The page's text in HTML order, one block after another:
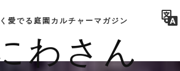
わさん
愛でる庭園カルチャーマガジン